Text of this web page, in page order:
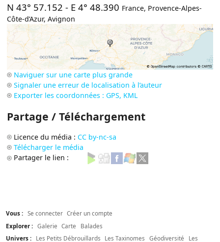
N 43° 57.152 - E 4° 48.390 France, Provence-Alpes-
Côte-d’Azur,Avignon
Naviguer sur une carte plus grande
Signaler une erreur de localisation à l’auteur
Exporter les coordonnées : GPS, KML
Partage / Téléchargement
Licence du média : CC by-nc-sa
Télécharger le média
Partager le lien :
Vous : Se connecter Créer un compte
Explorer : Galerie Carte
Balades
Univers :
Les Petits Débrouillards Les Taxinomes Géodiversité Les